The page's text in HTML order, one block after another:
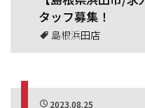
タッフ募集！
島根浜田店
2023.08.25